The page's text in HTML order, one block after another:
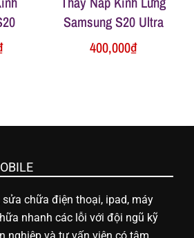
Samsung S20 Ultra
400,000₫
sửa chữa điện thoại, ipad, máy
nhanh các lỗi với đội ngũ kỹ